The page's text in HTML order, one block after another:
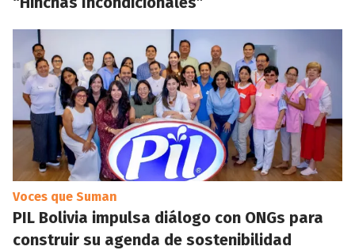
Voces que Suman
PIL Bolivia impulsa diálogo con ONGs para
construir su agenda de sostenibilidad